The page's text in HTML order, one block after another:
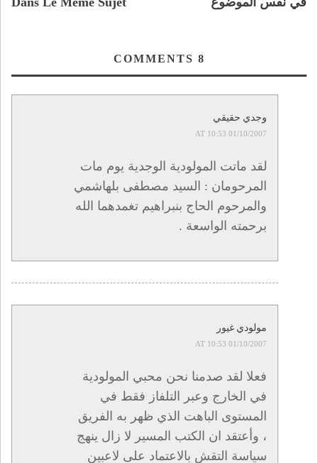
8
وجدي حقيقي
01/10/2007 AT 10:53
لقد ماتت المولودية الوجدية يوم مات
المرحومان : السيد مصطفى بلهاشمي
والمرحوم الحاج بنبراهيم تغمدهما الله
برحمته الواسعة .
مولودي غيور
01/10/2007 AT 10:53
فعلا لقد صدمنا نحن محبي المولودية
في الخارج وعبر التلفاز فقط في
المستوى الباهت الذي ظهر به الفريق
، وأعتقد ان الكتب المسير لا زال ينهج
سياسة التقش بالاعتماد على لاعبين